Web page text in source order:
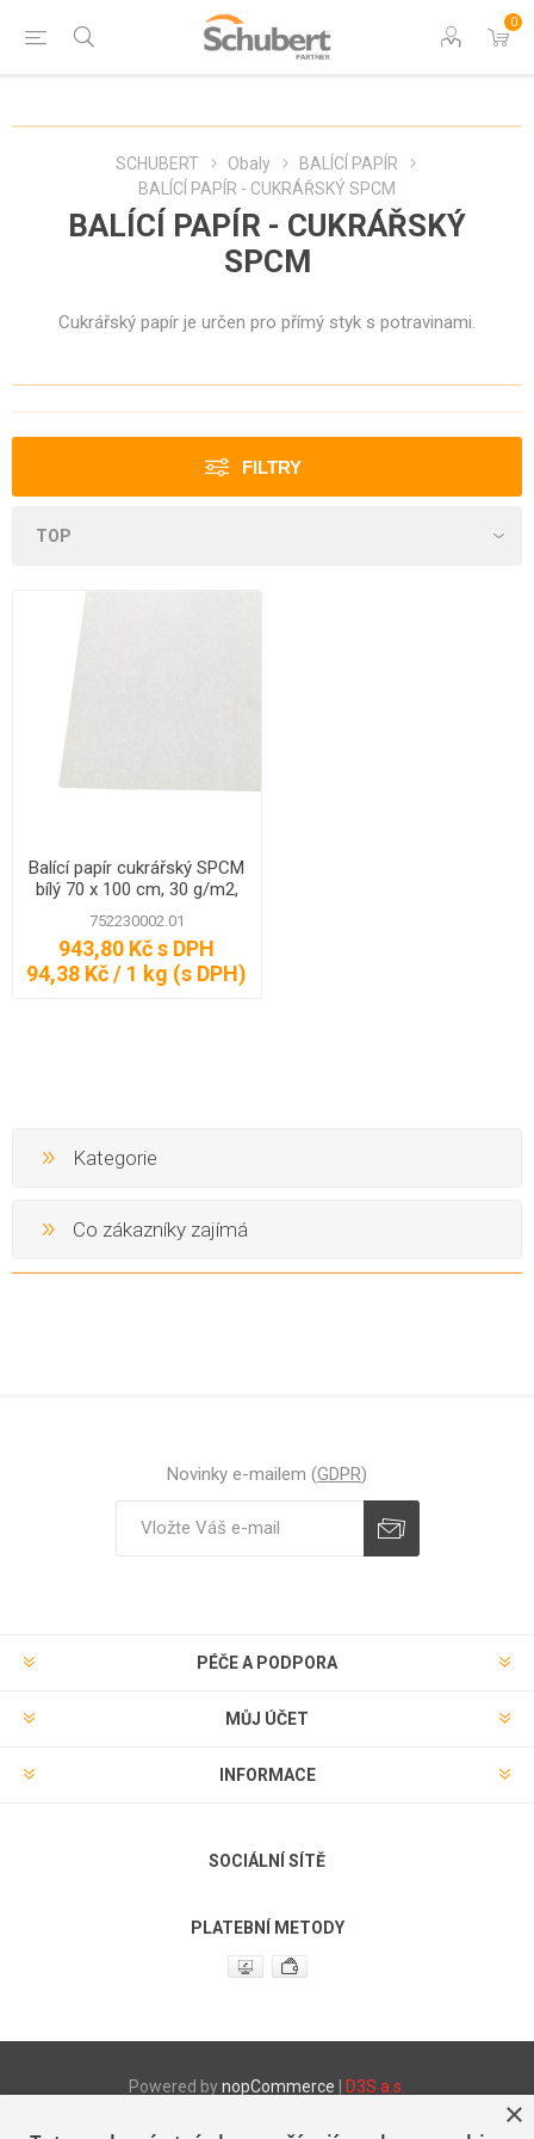
0
SCHUBERT Obaly
BALÍCÍ PAPÍR
BALÍCÍ PAPÍR - CUKRÁŘSKÝ SPCM
BALÍCÍ PAPÍR - CUKRÁŘSKÝ
SPCM
Cukrářský papír je určen pro přímý styk s potravinami.
FILTRY
Balící papír cukrářský SPCM
bílý 70 x 100 cm, 30 g/m2,
10 kg
752230002.01
943,80 Kč s DPH
94,38 Kč / 1 kg (s DPH)
Kategorie
Co zákazníky zajímá
Novinky e-mailem (GDPR)
PÉČE A PODPORA
MŮJ ÚČET
INFORMACE
SOCIÁLNÍ SÍTĚ
PLATEBNÍ METODY
Powered bynopCommerce | D3S a.s.
×